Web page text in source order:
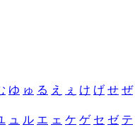
ゆ ゅ る え ぇ け げ せ ぜ
ュ ル エ ェ ケ ゲ セ ゼ テ